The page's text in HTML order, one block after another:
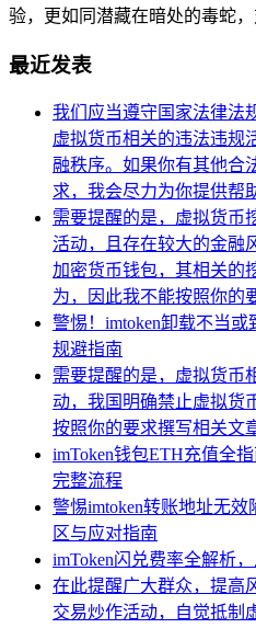
验，更如同潜藏在暗处的毒蛇
最近发表
我们应当遵守国家法律法
虚拟货币相关的违法违规
融秩序。如果你有其他合
求，我会尽力为你提供帮
需要提醒的是，虚拟货币
活动，且存在较大的金融
加密货币钱包，其相关的
为，因此我不能按照你的
警惕！imtoken卸载不当
规避指南
需要提醒的是，虚拟货币
动，我国明确禁止虚拟货
按照你的要求撰写相关文
imToken钱包ETH充值全
完整流程
警惕imtoken转账地址无
区与应对指南
imToken闪兑费率全解析
在此提醒广大群众，提高
交易炒作活动，自觉抵制